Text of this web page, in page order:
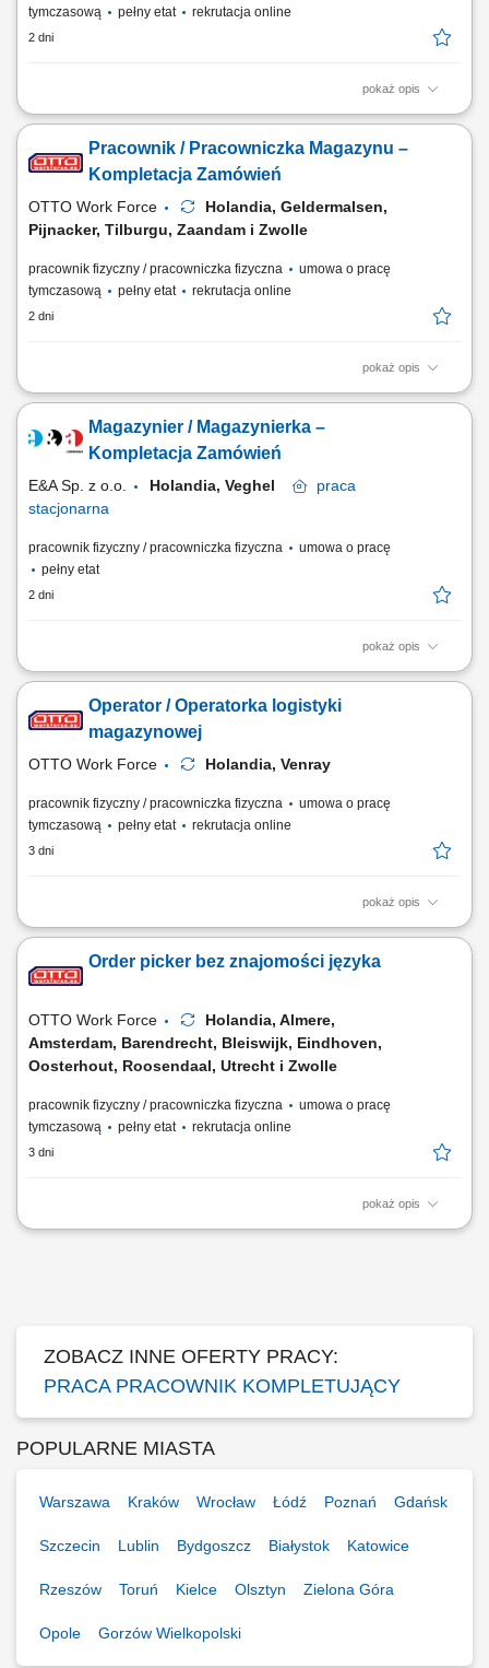
tymczasową
pełny etat rekrutacja online
2 dni
pokaż opis
Twoje codzienne zadania Pracujesz w nowoczesnym magazynie i
produkty za pomocą ręcznego skanera; Pakować produkty do skrzynek
lub pojemników; Podnosić produkty o różnej wadze; Pracować w
Pracownik / Pracowniczka Magazynu –
Kompletacja Zamówień
OTTO Work Force
Holandia, Geldermalsen,
Pijnacker, Tilburgu, Zaandam i Zwolle
pracownik fizyczny / pracowniczka fizyczna
umowa o pracę
tymczasową
pełny etat rekrutacja online
2 dni
pokaż opis
Opis stanowiska: Kompletowanie zamówień przy użyciu skanera lub
zamówieniami klientów. Obsługa wózków magazynowych typu EPT
oraz urządzeń do transportu wewnętrznego. Zabezpieczanie palet i
Magazynier / Magazynierka –
Kompletacja Zamówień
E&A Sp. z o.o. Holandia, Veghel
praca
stacjonarna
pracownik fizyczny / pracowniczka fizyczna
umowa o pracę
pełny etat
2 dni
pokaż opis
Opis stanowiska kompletowanie zamówień zgodnie z listą produktów,
kontrolowanie jakości oraz zgodności towarów przed przekazaniem do
dalszej realizacji, transport produktów wewnątrz magazynu z
Operator / Operatorka logistyki
magazynowej
OTTO Work Force Holandia, Venray
pracownik fizyczny / pracowniczka fizyczna
umowa o pracę
tymczasową
pełny etat rekrutacja online
3 dni
pokaż opis
Opis stanowiska: zbieranie i kompletowanie zamówień za pomocą
przed wysyłką; obsługa elektrycznego wózka paletowego (EPT)
transport i układanie towarów w magazynie; wykonywanie zadań
Order picker bez znajomości języka
OTTO Work Force
Holandia, Almere,
Amsterdam, Barendrecht, Bleiswijk, Eindhoven,
Oosterhout, Roosendaal, Utrecht i Zwolle
pracownik fizyczny / pracowniczka fizyczna
umowa o pracę
tymczasową
pełny etat rekrutacja online
3 dni
pokaż opis
Twoje codzienne zadania Kompletujesz i przygotowujesz zamówienia
ZOBACZ INNE OFERTY PRACY:
PRACA PRACOWNIK KOMPLETUJĄCY
POPULARNE MIASTA
Warszawa Kraków Wrocław Łódź Poznań Gdańsk
Szczecin Lublin Bydgoszcz Białystok Katowice
Rzeszów Toruń Kielce Olsztyn Zielona Góra
Opole Gorzów Wielkopolski